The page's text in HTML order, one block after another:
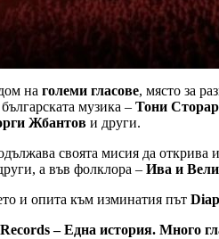
на големи гласове, място за
музика – Тони
Жбантов и други.
своята мисия да открива
а във фолклора – Ива и
и опита към изминатия път
– Една история. Много